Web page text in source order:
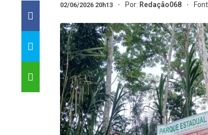
02/06/2026 20h13 Por: Redação068